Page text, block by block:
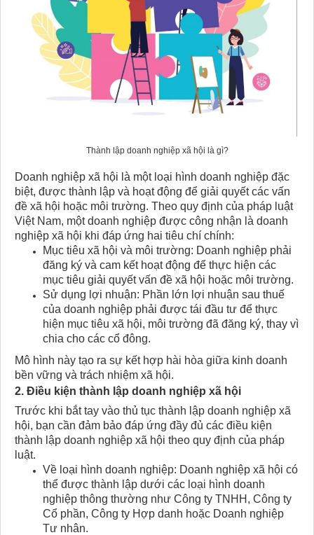
Thành lập doanh nghiệp xã hội​ là gì?
Doanh nghiệp xã hội là một loại hình doanh nghiệp đặc
biệt, được thành lập và hoạt động để giải quyết các vấn
đề xã hội hoặc môi trường. Theo quy định của pháp luật
Việt Nam, một doanh nghiệp được công nhận là doanh
nghiệp xã hội khi đáp ứng hai tiêu chí chính:
Mục tiêu xã hội và môi trường: Doanh nghiệp phải
đăng ký và cam kết hoạt động để thực hiện các
mục tiêu giải quyết vấn đề xã hội hoặc môi trường.
Sử dụng lợi nhuận: Phần lớn lợi nhuận sau thuế
của doanh nghiệp phải được tái đầu tư để thực
hiện mục tiêu xã hội, môi trường đã đăng ký, thay vì
chia cho các cổ đông.
Mô hình này tạo ra sự kết hợp hài hòa giữa kinh doanh
bền vững và trách nhiệm xã hội.
2. Điều kiện thành lập doanh nghiệp xã hội​
Trước khi bắt tay vào thủ tục thành lập doanh nghiệp xã
hội, bạn cần đảm bảo đáp ứng đầy đủ các điều kiện
thành lập doanh nghiệp xã hội theo quy định của pháp
luật.
Về loại hình doanh nghiệp: Doanh nghiệp xã hội có
thể được thành lập dưới các loại hình doanh
nghiệp thông thường như Công ty TNHH, Công ty
Cổ phần, Công ty Hợp danh hoặc Doanh nghiệp
Tư nhân.